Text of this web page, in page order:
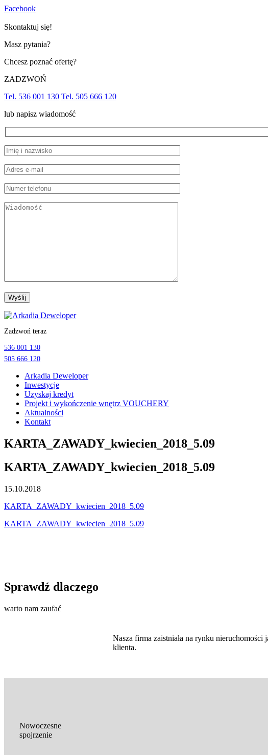
Facebook
Skontaktuj się!
Masz pytania?
Chcesz poznać ofertę?
ZADZWOŃ
Tel. 536 001 130 Tel. 505 666 120
lub napisz wiadomość
Przejdź
treści
Zadzwoń teraz
536 001 130
505 666 120
Arkadia Deweloper
Inwestycje
Uzyskaj kredyt
Projekt i wykończenie wnętrz VOUCHERY
Aktualności
Kontakt
KARTA_ZAWADY_kwiecien_2018_5.09
KARTA_ZAWADY_kwiecien_2018_5.09
15.10.2018
KARTA_ZAWADY_kwiecien_2018_5.09
KARTA_ZAWADY_kwiecien_2018_5.09
Sprawdź dlaczego
warto nam zaufać
Nasza firma zaistniała na rynku
klienta.
Nowoczesne
spojrzenie